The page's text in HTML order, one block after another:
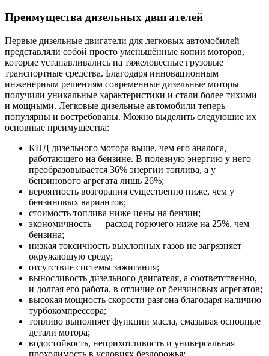
Преимущества дизельных двигателей
Первые дизельные двигатели для легковых автомобилей
представляли собой просто уменьшённые копии моторов,
которые устанавливались на тяжеловесные грузовые
транспортные средства. Благодаря инновационным
инженерным решениям современные дизельные моторы
получили уникальные характеристики и стали более тихими
и мощными. Легковые дизельные автомобили теперь
популярны и востребованы. Можно выделить следующие их
основные преимущества:
КПД дизельного мотора выше, чем его аналога,
работающего на бензине. В полезную энергию у него
преобразовывается 36% энергии топлива, а у
бензинового агрегата лишь 26%;
вероятность возгорания существенно ниже, чем у
бензиновых вариантов;
стоимость топлива ниже цены на бензин;
экономичность — расход горючего ниже на 25%, чем
бензина;
низкая токсичность выхлопных газов не загрязняет
окружающую среду;
отсутствие системы зажигания;
выносливость дизельного двигателя, а соответственно,
и долгая его работа, в отличие от бензиновых агрегатов;
высокая мощность скорости разгона благодаря наличию
турбокомпрессора;
топливо выполняет функции масла, смазывая основные
детали мотора;
водостойкость, неприхотливость и универсальная
проходимость в условиях бездорожья;